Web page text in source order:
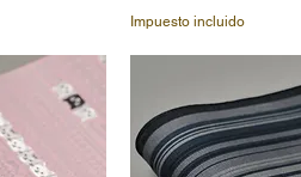
Impuesto incluido